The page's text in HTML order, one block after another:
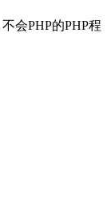
会PHP的PHP程